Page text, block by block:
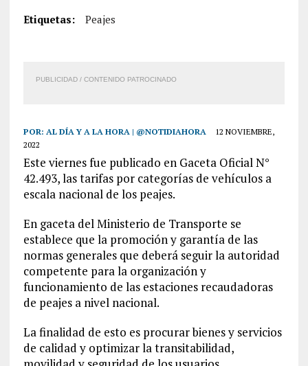
Etiquetas: Peajes
PUBLICIDAD / CONTENIDO PATROCINADO
POR: AL DÍA Y A LA HORA | @NOTIDIAHORA
12 NOVIEMBRE,
2022
Este viernes fue publicado en Gaceta Oficial N°
42.493, las tarifas por categorías de vehículos a
escala nacional de los peajes.
En gaceta del Ministerio de Transporte se
establece que la promoción y garantía de las
normas generales que deberá seguir la autoridad
competente para la organización y
funcionamiento de las estaciones recaudadoras
de peajes a nivel nacional.
La finalidad de esto es procurar bienes y servicios
de calidad y optimizar la transitabilidad,